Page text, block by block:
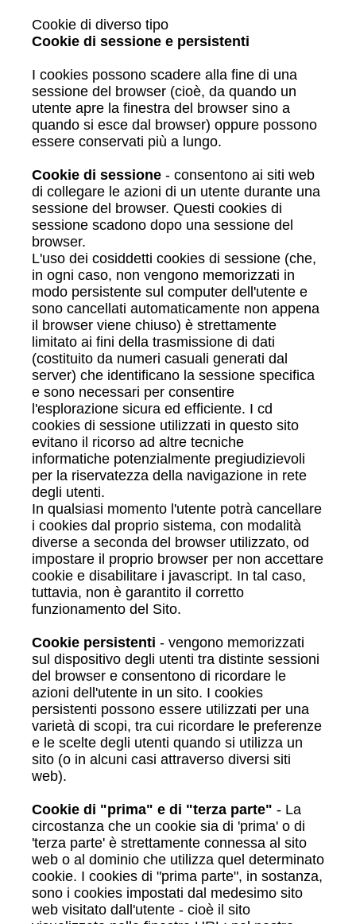
Cookie di diverso tipo
Cookie di sessione e persistenti
I cookies possono scadere alla fine di una
sessione del browser (cioè, da quando un
utente apre la finestra del browser sino a
quando si esce dal browser) oppure possono
essere conservati più a lungo.
Cookie di sessione - consentono ai siti web
di collegare le azioni di un utente durante una
sessione del browser. Questi cookies di
sessione scadono dopo una sessione del
browser.
L'uso dei cosiddetti cookies di sessione (che,
in ogni caso, non vengono memorizzati in
modo persistente sul computer dell'utente e
sono cancellati automaticamente non appena
il browser viene chiuso) è strettamente
limitato ai fini della trasmissione di dati
(costituito da numeri casuali generati dal
server) che identificano la sessione specifica
e sono necessari per consentire
l'esplorazione sicura ed efficiente. I cd
cookies di sessione utilizzati in questo sito
evitano il ricorso ad altre tecniche
informatiche potenzialmente pregiudizievoli
per la riservatezza della navigazione in rete
degli utenti.
In qualsiasi momento l'utente potrà cancellare
i cookies dal proprio sistema, con modalità
diverse a seconda del browser utilizzato, od
impostare il proprio browser per non accettare
cookie e disabilitare i javascript. In tal caso,
tuttavia, non è garantito il corretto
funzionamento del Sito.
Cookie persistenti - vengono memorizzati
sul dispositivo degli utenti tra distinte sessioni
del browser e consentono di ricordare le
azioni dell'utente in un sito. I cookies
persistenti possono essere utilizzati per una
varietà di scopi, tra cui ricordare le preferenze
e le scelte degli utenti quando si utilizza un
sito (o in alcuni casi attraverso diversi siti
web).
Cookie di "prima" e di "terza parte" - La
circostanza che un cookie sia di 'prima' o di
'terza parte' è strettamente connessa al sito
web o al dominio che utilizza quel determinato
cookie. I cookies di "prima parte", in sostanza,
sono i cookies impostati dal medesimo sito
web visitato dall'utente - cioè il sito